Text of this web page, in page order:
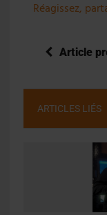
Réagissez,
Article
ARTICLES LIÉS